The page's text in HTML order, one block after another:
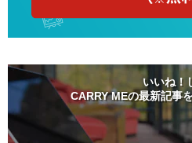
いいね！
CARRY MEの最新記事